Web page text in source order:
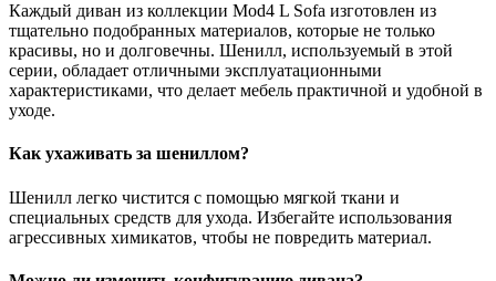
Каждый диван из коллекции Mod4 L Sofa изготовлен из
тщательно подобранных материалов, которые не только
красивы, но и долговечны. Шенилл, используемый в этой
серии, обладает отличными эксплуатационными
характеристиками, что делает мебель практичной и удобной в
уходе.
Как ухаживать за шениллом?
Шенилл легко чистится с помощью мягкой ткани и
специальных средств для ухода. Избегайте использования
агрессивных химикатов, чтобы не повредить материал.